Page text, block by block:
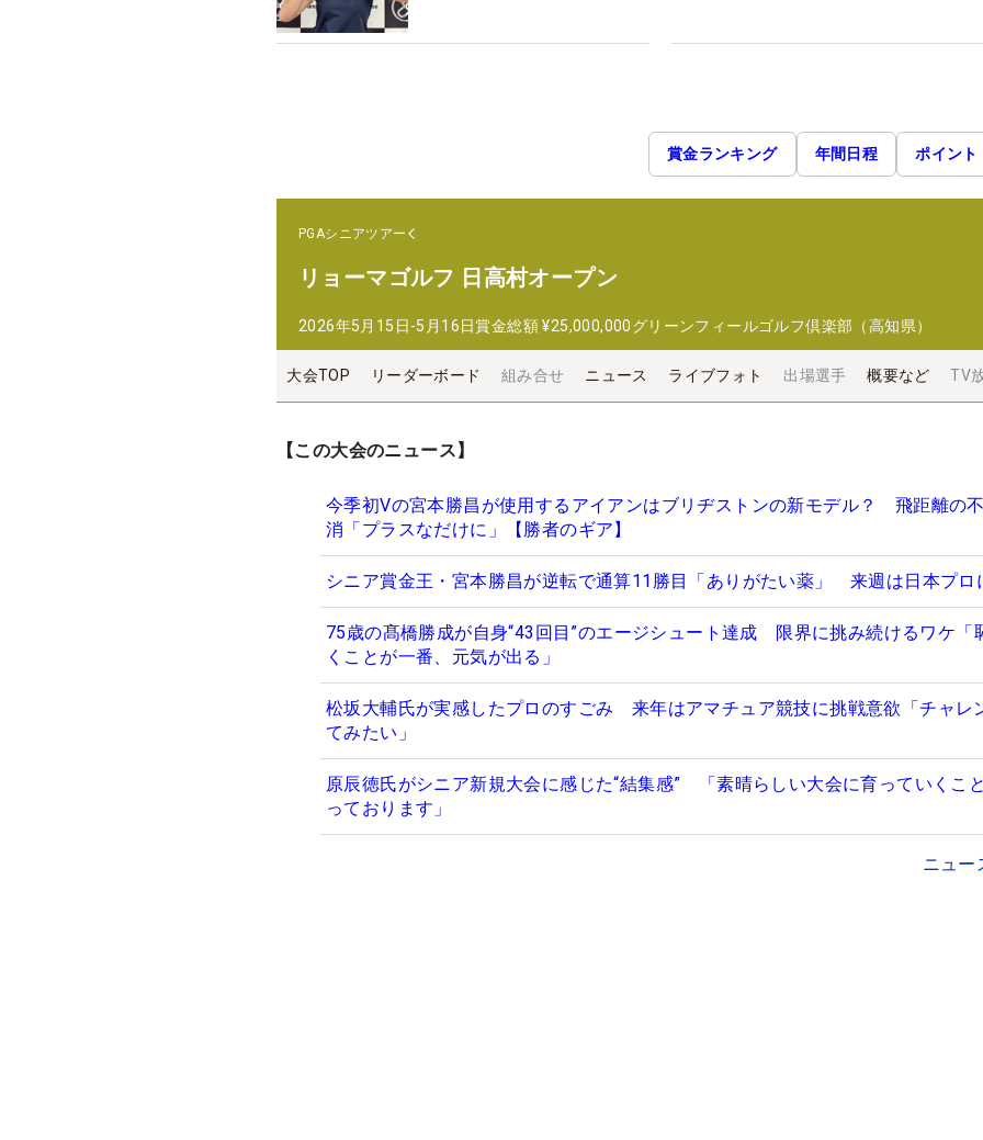
賞金ランキング 年間日程 ポイント
PGAシニアツアー
リョーマゴルフ 日高村オープン
2026年5月15日-5月16日賞金総額 ¥25,000,000グリーンフィールゴルフ倶楽部（高知県）
大会TOP リーダーボード 組み合せ ニュース ライブフォト 出場選手 概要など TV
【この大会のニュース】
今季初Vの宮本勝昌が使用するアイアンはブリヂストンの新モデル？ 飛距離の
消「プラスなだけに」【勝者のギア】
シニア賞金王・宮本勝昌が逆転で通算11勝目「ありがたい薬」 来週は日本プロ
75歳の髙橋勝成が自身“43回目”のエージシュート達成 限界に挑み続けるワケ「
くことが一番、元気が出る」
松坂大輔氏が実感したプロのすごみ 来年はアマチュア競技に挑戦意欲「チャレ
てみたい」
原辰徳氏がシニア新規大会に感じた“結集感” 「素晴らしい大会に育っていくこ
っております」
ニュー